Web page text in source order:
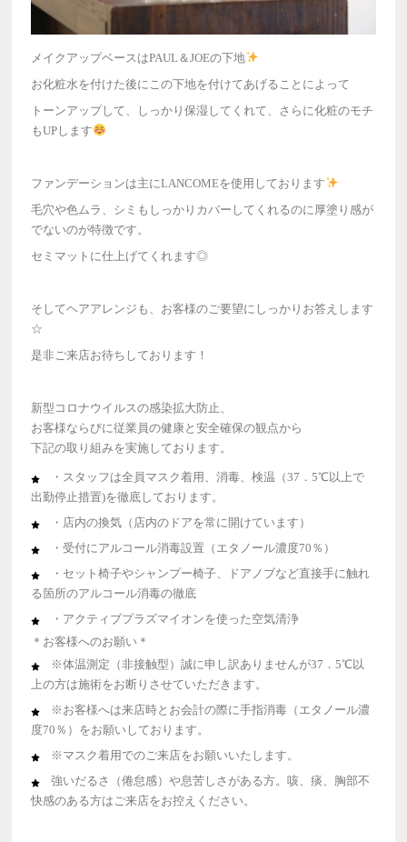
メイクアップベースはPAUL＆JOEの下地
お化粧水を付けた後にこの下地を付けてあげることによって
トーンアップして、しっかり保湿してくれて、さらに化粧のモチ
もUPします
ファンデーションは主にLANCOMEを使用しております
毛穴や色ムラ、シミもしっかりカバーしてくれるのに厚塗り感が
でないのが特徴です。
セミマットに仕上げてくれます◎
そしてヘアアレンジも、お客様のご要望にしっかりお答えします
☆
是非ご来店お待ちしております！
新型コロナウイルスの感染拡大防止、
お客様ならびに従業員の健康と安全確保の観点から
下記の取り組みを実施しております。
・スタッフは全員マスク着用、消毒、検温（37．5℃以上で
出勤停止措置)を徹底しております。
・店内の換気（店内のドアを常に開けています）
・受付にアルコール消毒設置（エタノール濃度70％）
・セット椅子やシャンプー椅子、ドアノブなど直接手に触れ
る箇所のアルコール消毒の徹底
・アクティブプラズマイオンを使った空気清浄
＊お客様へのお願い＊
※体温測定（非接触型）誠に申し訳ありませんが37．5℃以
上の方は施術をお断りさせていただきます。
※お客様へは来店時とお会計の際に手指消毒（エタノール濃
度70％）をお願いしております。
※マスク着用でのご来店をお願いいたします。
強いだるさ（倦怠感）や息苦しさがある方。咳、痰、胸部不
快感のある方はご来店をお控えください。